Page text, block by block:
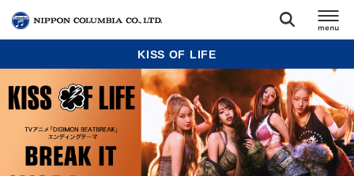
閉じる
リリース
アーティスト
KISS OF LIFE